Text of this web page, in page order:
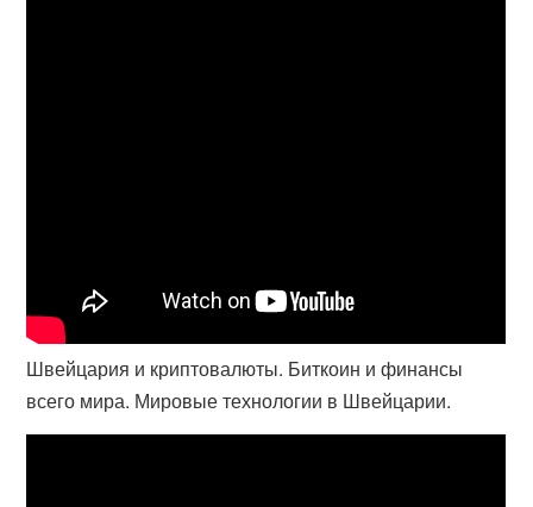
Швейцария и криптовалюты. Биткоин и финансы
всего мира. Мировые технологии в Швейцарии.